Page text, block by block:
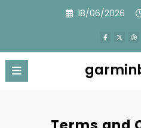
18/06/2026